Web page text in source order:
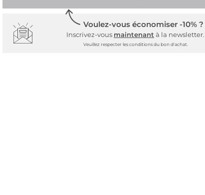
Voulez-vous économiser -10% ?
Inscrivez-vous maintenant à la newsletter.
Veuillez respecter les conditions du bon d'achat.